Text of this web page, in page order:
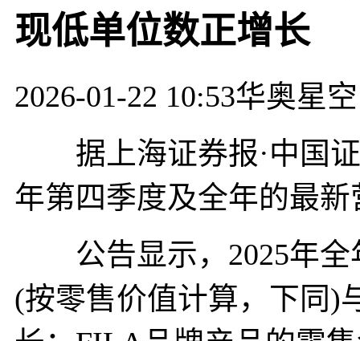
现低单位数正增长
2026-01-22 10:53华奥星空
据上海证券报·中国证
年第四季度及全年的最
公告显示，2025年全
(按零售价值计算，下同)